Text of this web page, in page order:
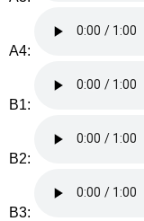
A4:
B1:
B2:
B3: